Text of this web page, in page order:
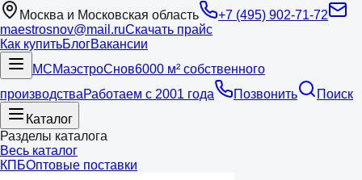
Москва и Московская область
+7 (495) 902-71-72
maestrosnov@mail.ruСкачать прайс
Как купитьБлогВакансии
МСМаэстроСнов6000 м² собственного
производстваРаботаем с 2001 года Позвонить
Поиск
Каталог
Разделы каталога
Весь каталог
КПБОптовые поставки